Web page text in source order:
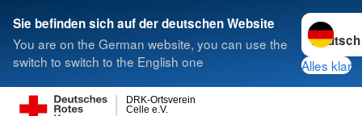
Sie befinden sich auf der deutschen Website
You are on the German website, you can use the
switch to switch to the English one
Sprache
Alles klar
Celle e.V.
DRK-Ortsverein
Suche